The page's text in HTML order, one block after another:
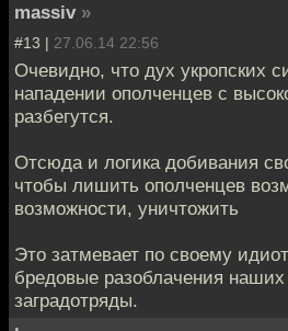
massiv »
#13 | 27.06.14 22:56
Очевидно, что дух укропских
нападении ополченцев с
разбегутся.
Отсюда и логика добивания
чтобы лишить ополченцев
возможности, уничтожить
Это затмевает по своему
бредовые разоблачения наших
заградотряды.